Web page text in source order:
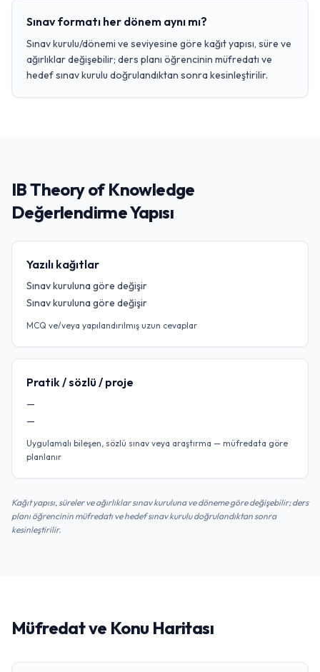
Sınav formatı her dönem aynı mı?
Sınav kurulu/dönemi ve seviyesine göre kağıt yapısı, süre ve
ağırlıklar değişebilir; ders planı öğrencinin müfredatı ve
hedef sınav kurulu doğrulandıktan sonra kesinleştirilir.
IB Theory of Knowledge
Değerlendirme Yapısı
Yazılı kağıtlar
Sınav kuruluna göre değişir
Sınav kuruluna göre değişir
MCQ ve/veya yapılandırılmış uzun cevaplar
Pratik / sözlü / proje
—
—
Uygulamalı bileşen, sözlü sınav veya araştırma — müfredata göre
planlanır
Kağıt yapısı, süreler ve ağırlıklar sınav kuruluna ve döneme göre değişebilir; ders
planı öğrencinin müfredatı ve hedef sınav kurulu doğrulandıktan sonra
kesinleştirilir.
Müfredat ve Konu Haritası